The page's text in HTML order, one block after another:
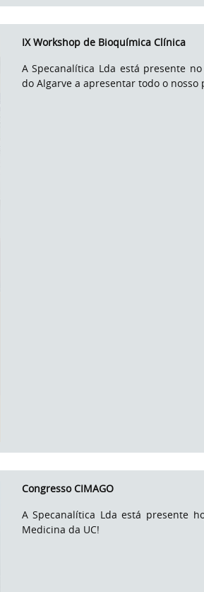
IX Workshop de Bioquímica Clínica
A Specanalítica Lda está presente
do Algarve a apresentar todo o
Congresso CIMAGO
A Specanalítica Lda está presente
Medicina da UC!